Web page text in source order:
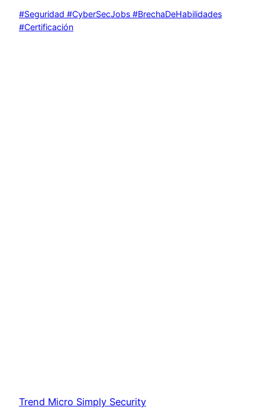
#Seguridad #CyberSecJobs #BrechaDeHabilidades
#Certificación
Trend Micro Simply Security